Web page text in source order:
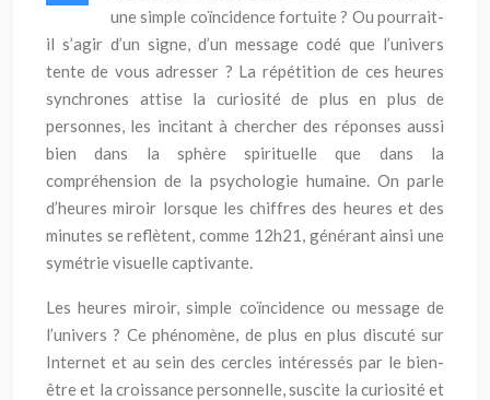
une simple coïncidence fortuite ? Ou pourrait-
il s’agir d’un signe, d’un message codé que l’univers
tente de vous adresser ? La répétition de ces heures
synchrones attise la curiosité de plus en plus de
personnes, les incitant à chercher des réponses aussi
bien dans la sphère spirituelle que dans la
compréhension de la psychologie humaine. On parle
d’heures miroir lorsque les chiffres des heures et des
minutes se reflètent, comme 12h21, générant ainsi une
symétrie visuelle captivante.
Les heures miroir, simple coïncidence ou message de
l’univers ? Ce phénomène, de plus en plus discuté sur
Internet et au sein des cercles intéressés par le bien-
être et la croissance personnelle, suscite la curiosité et